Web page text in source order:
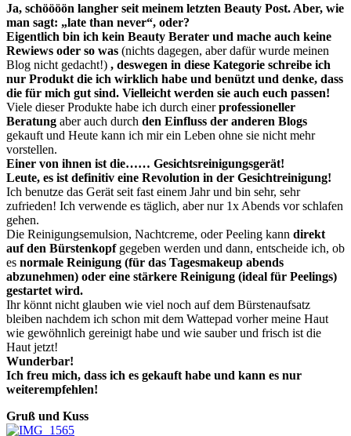
Ja, schöööön langher seit meinem letzten Beauty Post. Aber, wie
man sagt: „late than never“, oder?
Eigentlich bin ich kein Beauty Berater und mache auch keine
Rewiews oder so was (nichts dagegen, aber dafür wurde meinen
Blog nicht gedacht!) , deswegen in diese Kategorie schreibe ich
nur Produkt die ich wirklich habe und benützt und denke, dass
die für mich gut sind. Vielleicht werden sie auch euch passen!
Viele dieser Produkte habe ich durch einerprofessioneller
Beratung aber auch durch den Einfluss der anderen Blogs
gekauft und Heute kann ich mir ein Leben ohne sie nicht mehr
vorstellen.
Einer von ihnen ist die…… Gesichtsreinigungsgerät!
Leute, es ist definitiv eine Revolution in der Gesichtreinigung!
Ich benutze das Gerät seit fast einem Jahr und bin sehr, sehr
zufrieden! Ich verwende es täglich, aber nur 1x Abends vor schlafen
gehen.
Die Reinigungsemulsion, Nachtcreme, oder Peeling kann direkt
auf den Bürstenkopfgegeben werden und dann, entscheide ich, ob
es normale Reinigung (für das Tagesmakeup abends
abzunehmen) oder eine stärkere Reinigung (ideal für Peelings)
gestartet wird.
Ihr könnt nicht glauben wie viel noch auf dem Bürstenaufsatz
bleiben nachdem ich schon mit dem Wattepad vorher meine Haut
wie gewöhnlich gereinigt habe und wie sauber und frisch ist die
Haut jetzt!
Wunderbar!
Ich freu mich, dass ich es gekauft habe und kann es nur
weiterempfehlen!
Gruß und Kuss